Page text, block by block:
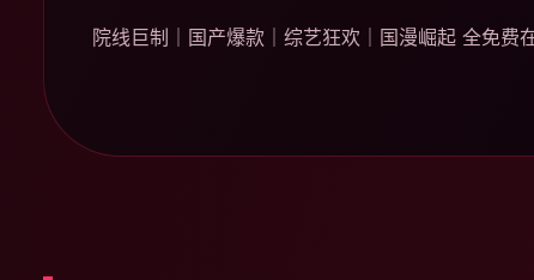
院线巨制｜国产爆款｜综艺狂欢｜国漫崛起 全免费